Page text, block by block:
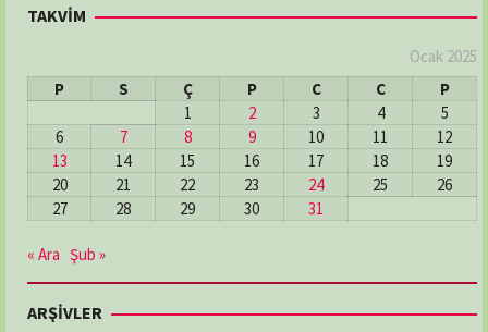
TAKVİM
Ocak 2025
P
S Ç P C C
P
1
2 3 4
5
6
7 8 9 10 11
12
13
14 15 16 17 18
19
20
21 22 23 24 25
26
27
28 29 30 31
« Ara Şub »
ARŞİVLER